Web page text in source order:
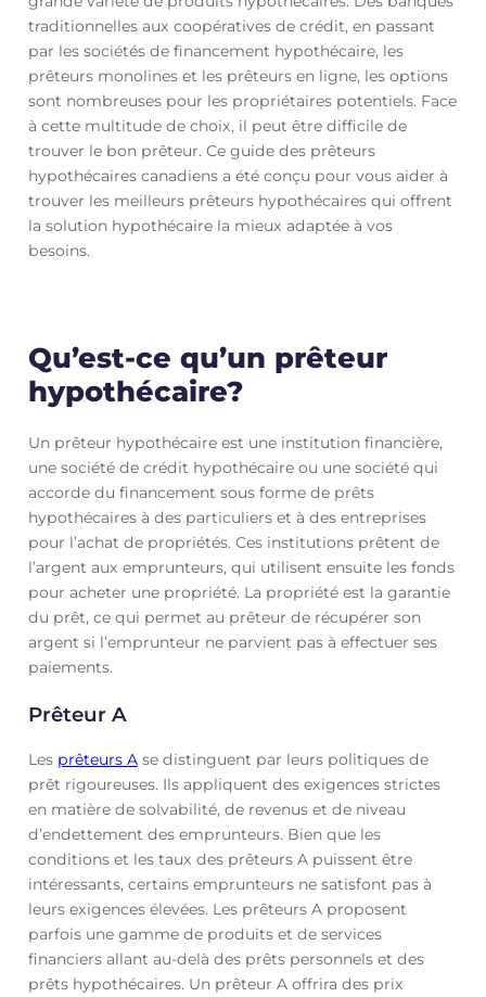
traditionnelles aux coopératives de crédit, en passant
par les sociétés de financement hypothécaire, les
prêteurs monolines et les prêteurs en ligne, les options
sont nombreuses pour les propriétaires potentiels. Face
à cette multitude de choix, il peut être difficile de
trouver le bon prêteur. Ce guide des prêteurs
hypothécaires canadiens a été conçu pour vous aider à
trouver les meilleurs prêteurs hypothécaires qui offrent
la solution hypothécaire la mieux adaptée à vos
besoins.
Qu’est-ce qu’un prêteur
hypothécaire?
Un prêteur hypothécaire est une institution financière,
une société de crédit hypothécaire ou une société qui
accorde du financement sous forme de prêts
hypothécaires à des particuliers et à des entreprises
pour l’achat de propriétés. Ces institutions prêtent de
l’argent aux emprunteurs, qui utilisent ensuite les fonds
pour acheter une propriété. La propriété est la garantie
du prêt, ce qui permet au prêteur de récupérer son
argent si l’emprunteur ne parvient pas à effectuer ses
paiements.
Prêteur A
Les prêteurs Ase distinguent par leurs politiques de
prêt rigoureuses. Ils appliquent des exigences strictes
en matière de solvabilité, de revenus et de niveau
d’endettement des emprunteurs. Bien que les
conditions et les taux des prêteurs A puissent être
intéressants, certains emprunteurs ne satisfont pas à
leurs exigences élevées. Les prêteurs A proposent
parfois une gamme de produits et de services
financiers allant au-delà des prêts personnels et des
prêts hypothécaires. Un prêteur A offrira des prix